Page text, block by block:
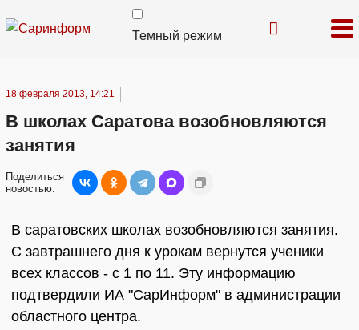
Темный режим
18 февраля 2013, 14:21
В школах Саратова возобновляются
занятия
Поделиться
новостью:
В саратовских школах возобновляются занятия.
С завтрашнего дня к урокам вернутся ученики
всех классов - с 1 по 11. Эту информацию
подтвердили ИА "СарИнформ" в администрации
областного центра.